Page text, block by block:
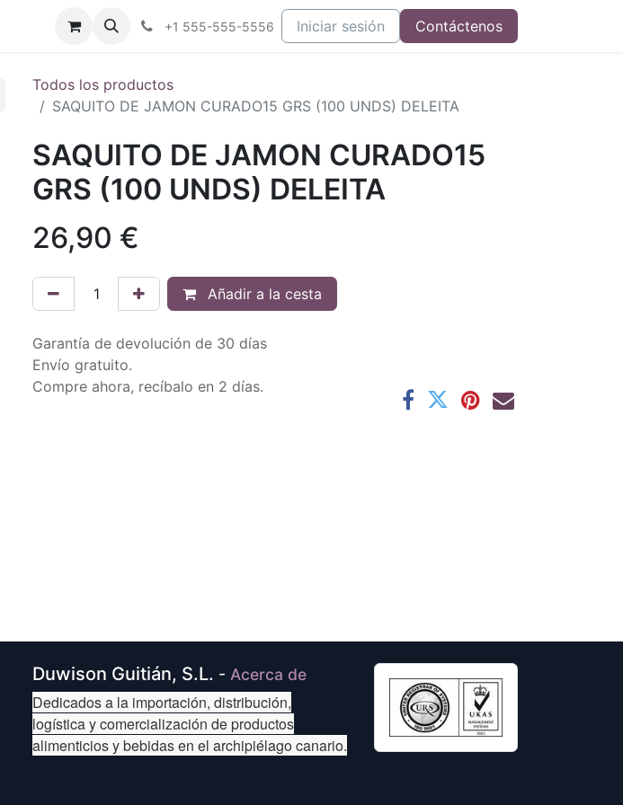
Blog Contáctenos
+1 555-555-5556 Iniciar sesión Contáctenos
Todos los productos
SAQUITO DE JAMON CURADO15 GRS (100 UNDS) DELEITA
SAQUITO DE JAMON CURADO15
GRS (100 UNDS) DELEITA
26,90 €
Añadir a la cesta
Garantía de devolución de 30 días
Envío gratuito.
Compre ahora, recíbalo en 2 días.
Duwison Guitián, S.L. - Acerca de
Dedicados a la importación, distribución,
logística y comercialización de productos
alimenticios y bebidas en el archipiélago canario.